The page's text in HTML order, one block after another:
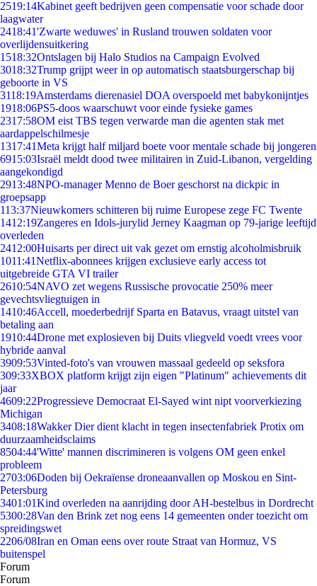
2519:14Kabinet geeft bedrijven geen compensatie voor schade door
laagwater
2418:41'Zwarte weduwes' in Rusland trouwen soldaten voor
overlijdensuitkering
1518:32Ontslagen bij Halo Studios na Campaign Evolved
3018:32Trump grijpt weer in op automatisch staatsburgerschap bij
geboorte in VS
3118:19Amsterdams dierenasiel DOA overspoeld met babykonijntjes
1918:06PS5-doos waarschuwt voor einde fysieke games
2317:58OM eist TBS tegen verwarde man die agenten stak met
aardappelschilmesje
1317:41Meta krijgt half miljard boete voor mentale schade bij jongeren
6915:03Israël meldt dood twee militairen in Zuid-Libanon, vergelding
aangekondigd
2913:48NPO-manager Menno de Boer geschorst na dickpic in
groepsapp
113:37Nieuwkomers schitteren bij ruime Europese zege FC Twente
1412:19Zangeres en Idols-jurylid Jerney Kaagman op 79-jarige leeftijd
overleden
2412:00Huisarts per direct uit vak gezet om ernstig alcoholmisbruik
1011:41Netflix-abonnees krijgen exclusieve early access tot
uitgebreide GTA VI trailer
2610:54NAVO zet wegens Russische provocatie 250% meer
gevechtsvliegtuigen in
1410:46Accell, moederbedrijf Sparta en Batavus, vraagt uitstel van
betaling aan
1910:44Drone met explosieven bij Duits vliegveld voedt vrees voor
hybride aanval
3909:53Vinted-foto's van vrouwen massaal gedeeld op seksfora
309:33XBOX platform krijgt zijn eigen "Platinum" achievements dit
jaar
4609:22Progressieve Democraat El-Sayed wint nipt voorverkiezing
Michigan
3408:18Wakker Dier dient klacht in tegen insectenfabriek Protix om
duurzaamheidsclaims
8504:44'Witte' mannen discrimineren is volgens OM geen enkel
probleem
2703:06Doden bij Oekraïense droneaanvallen op Moskou en Sint-
Petersburg
3401:01Kind overleden na aanrijding door AH-bestelbus in Dordrecht
5300:28Van den Brink zet nog eens 14 gemeenten onder toezicht om
spreidingswet
2206/08Iran en Oman eens over route Straat van Hormuz, VS
buitenspel
Forum
Forum